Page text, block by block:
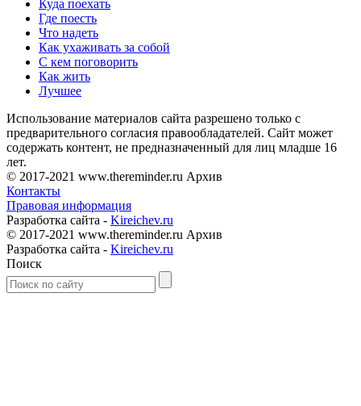
Куда поехать
Где поесть
Что надеть
Как ухаживать за собой
С кем поговорить
Как жить
Лучшее
Использование материалов сайта разрешено только с
предварительного согласия правообладателей. Сайт может
содержать контент, не предназначенный для лиц младше 16
лет.
© 2017-2021 www.thereminder.ru Архив
Контакты
Правовая информация
Разработка сайта - Kireichev.ru
© 2017-2021 www.thereminder.ru Архив
Разработка сайта - Kireichev.ru
Поиск